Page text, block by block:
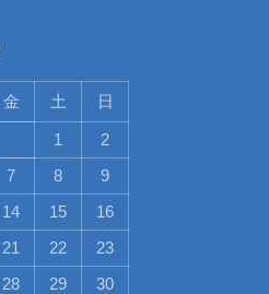
金 土 日
1 2
7 8 9
14 15 16
21 22 23
28 29 30